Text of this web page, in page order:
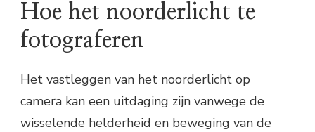
Hoe het noorderlicht te
fotograferen
Het vastleggen van het noorderlicht op
camera kan een uitdaging zijn vanwege de
wisselende helderheid en beweging van de